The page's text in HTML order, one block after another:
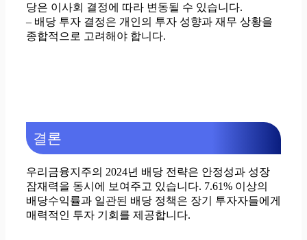
당은 이사회 결정에 따라 변동될 수 있습니다.
– 배당 투자 결정은 개인의 투자 성향과 재무 상황을
종합적으로 고려해야 합니다.
결론
우리금융지주의 2024년 배당 전략은 안정성과 성장
잠재력을 동시에 보여주고 있습니다. 7.61% 이상의
배당수익률과 일관된 배당 정책은 장기 투자자들에게
매력적인 투자 기회를 제공합니다.